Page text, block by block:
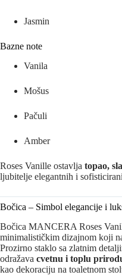
Jasmin
Bazne note
Vanila
Mošus
Pačuli
Amber
Roses Vanille ostavlja topao,
ljubitelje elegantnih i
Bočica – Simbol elegancije i
Bočica MANCERA Roses
minimalističkim dizajnom koji
Prozirno staklo sa zlatnim
odražava cvetnu i toplu
kao dekoraciju na toaletnom